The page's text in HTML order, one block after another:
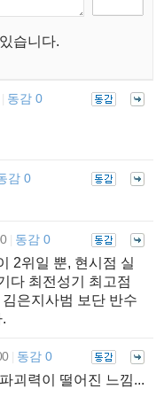
습니다.
동감 0
감 0
동감 0
2위일 뿐, 현시점 실
다 최전성기 최고점
은지사범 보단 반수
동감 0
괴력이 떨어진 느낌...